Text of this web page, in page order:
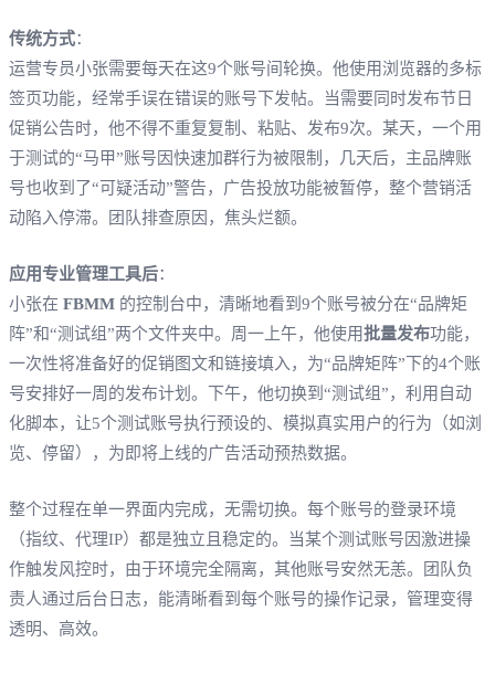
传统方式：
运营专员小张需要每天在这9个账号间轮换。他使用浏览器的多标
签页功能，经常手误在错误的账号下发帖。当需要同时发布节日
促销公告时，他不得不重复复制、粘贴、发布9次。某天，一个用
于测试的“马甲”账号因快速加群行为被限制，几天后，主品牌账
号也收到了“可疑活动”警告，广告投放功能被暂停，整个营销活
动陷入停滞。团队排查原因，焦头烂额。
应用专业管理工具后：
小张在 FBMM 的控制台中，清晰地看到9个账号被分在“品牌矩
阵”和“测试组”两个文件夹中。周一上午，他使用批量发布功能，
一次性将准备好的促销图文和链接填入，为“品牌矩阵”下的4个账
号安排好一周的发布计划。下午，他切换到“测试组”，利用自动
化脚本，让5个测试账号执行预设的、模拟真实用户的行为（如浏
览、停留），为即将上线的广告活动预热数据。
整个过程在单一界面内完成，无需切换。每个账号的登录环境
（指纹、代理IP）都是独立且稳定的。当某个测试账号因激进操
作触发风控时，由于环境完全隔离，其他账号安然无恙。团队负
责人通过后台日志，能清晰看到每个账号的操作记录，管理变得
透明、高效。